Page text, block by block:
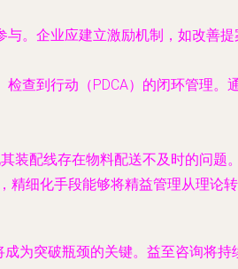
。企业应建立激励机制，如改善
查到行动（PDCA）的闭环管理
装配线存在物料配送不及时的问
细化手段能够将精益管理从理论转
为突破瓶颈的关键。益至咨询将